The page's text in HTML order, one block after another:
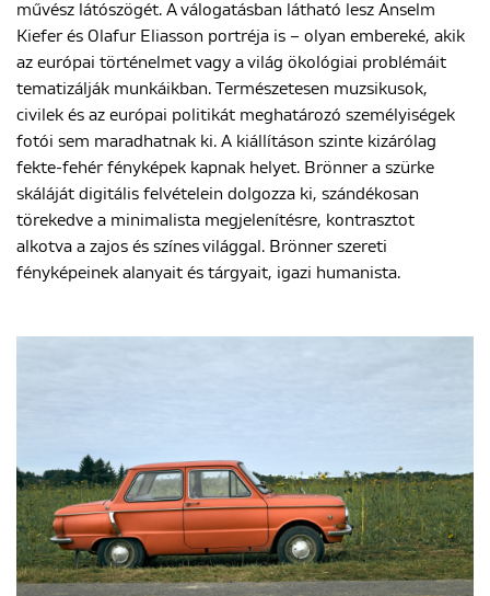
művész látószögét. A válogatásban látható lesz Anselm
Kiefer és Olafur Eliasson portréja is – olyan embereké, akik
az európai történelmet vagy a világ ökológiai problémáit
tematizálják munkáikban. Természetesen muzsikusok,
civilek és az európai politikát meghatározó személyiségek
fotói sem maradhatnak ki. A kiállításon szinte kizárólag
fekte-fehér fényképek kapnak helyet. Brönner a szürke
skáláját digitális felvételein dolgozza ki, szándékosan
törekedve a minimalista megjelenítésre, kontrasztot
alkotva a zajos és színes világgal. Brönner szereti
fényképeinek alanyait és tárgyait, igazi humanista.